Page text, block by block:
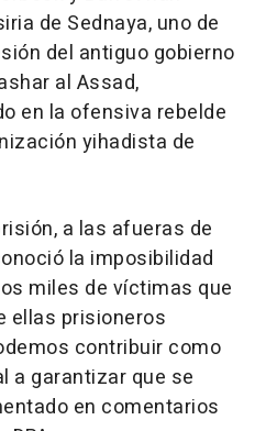
de Sednaya, uno de
del antiguo gobierno
al Assad,
en la ofensiva rebelde
yihadista de
a las afueras de
la imposibilidad
miles de víctimas que
ellas prisioneros
contribuir como
a garantizar que se
en comentarios